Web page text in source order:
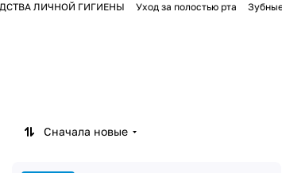
ЛИЧНОЙ ГИГИЕНЫ Уход за полостью рта
Сначала новые